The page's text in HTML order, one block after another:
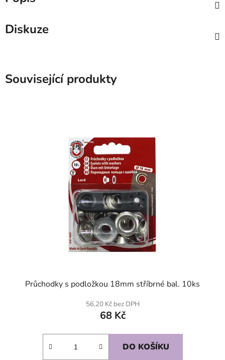
Diskuze
Související produkty
Průchodky s podložkou 18mm stříbrné bal. 10ks
56,20 Kč bez DPH
68 Kč
DO KOŠÍKU